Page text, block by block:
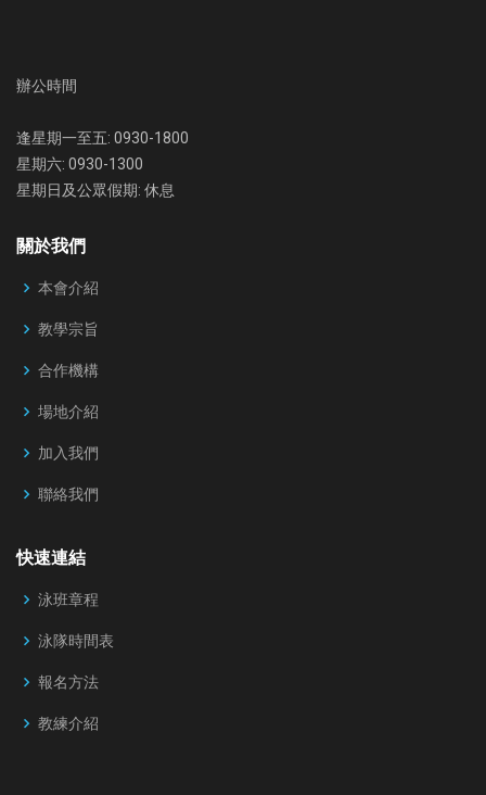
辦公時間
逢星期一至五: 0930-1800
星期六: 0930-1300
星期日及公眾假期: 休息
關於我們
本會介紹
教學宗旨
合作機構
場地介紹
加入我們
聯絡我們
快速連結
泳班章程
泳隊時間表
報名方法
教練介紹